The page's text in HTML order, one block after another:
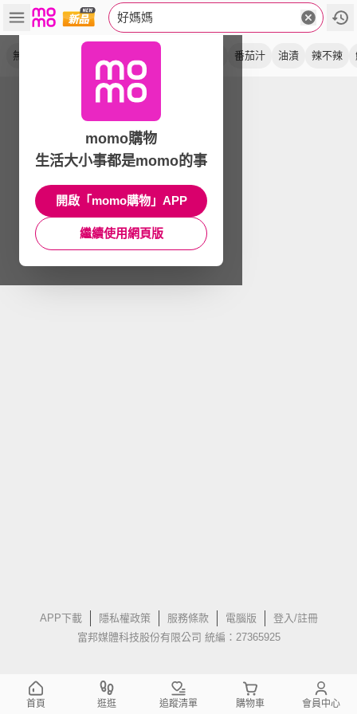
好媽媽
無添加 番茄汁 油漬 辣不辣
APP下載 隱私權政策 服務條款 電腦版
登入/註冊
富邦媒體科技股份有限公司 統編：27365925
momo購物
生活大小事都是momo的事
開啟「momo購物」APP
繼續使用網頁版
首頁 逛逛 追蹤清單 購物車 會員中心